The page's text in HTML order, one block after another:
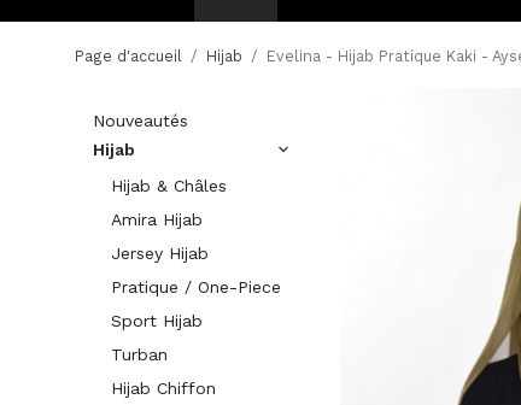
Page d'accueil / Hijab / Evelina - Hijab Pratique Kaki -
Nouveautés
Hijab
Hijab & Châles
Amira Hijab
Jersey Hijab
Pratique / One-Piece
Sport Hijab
Turban
Hijab Chiffon